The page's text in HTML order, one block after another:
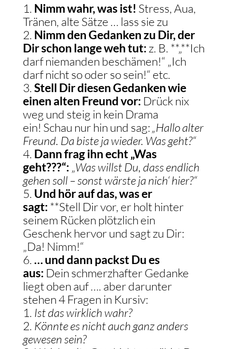
Nimm wahr, was ist! Stress, Aua,
Tränen, alte Sätze … lass sie zu
Nimm den Gedanken zu Dir, der
Dir schon lange weh tut: z. B. **„**Ich
darf niemanden beschämen!“ „Ich
darf nicht so oder so sein!“ etc.
Stell Dir diesen Gedanken wie
einen alten Freund vor: Drück nix
weg und steig in kein Drama
ein! Schau nur hin und sag: „Hallo alter
Freund. Da biste ja wieder. Was geht?“
Dann frag ihn echt „Was
geht???“: Was willst Du, dass endlich
gehen soll – sonst wärste ja nich‘ hier?“
Und hör auf das, was er
sagt: **Stell Dir vor, er holt hinter
seinem Rücken plötzlich ein
Geschenk hervor und sagt zu Dir:
„Da! Nimm!“
… und dann packst Du es
aus: Dein schmerzhafter Gedanke
liegt oben auf …. aber darunter
stehen 4 Fragen in Kursiv:
Ist das wirklich wahr?
Könnte es nicht auch ganz anders
gewesen sein?